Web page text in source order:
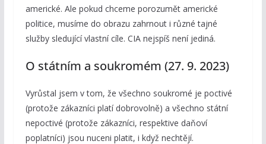
americké. Ale pokud chceme porozumět americké
politice, musíme do obrazu zahrnout i různé tajné
služby sledující vlastní cíle. CIA nejspíš není jediná.
O státním a soukromém (27. 9. 2023)
Vyrůstal jsem v tom, že všechno soukromé je poctivé
(protože zákazníci platí dobrovolně) a všechno státní
nepoctivé (protože zákazníci, respektive daňoví
poplatníci) jsou nuceni platit, i když nechtějí.